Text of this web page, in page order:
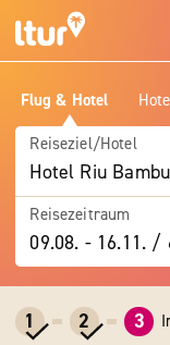
Flug & Hotel
Reiseziel/Hotel
Hotel Riu Bambu
Reisezeitraum
09.08. -16.11. /
1 2 3